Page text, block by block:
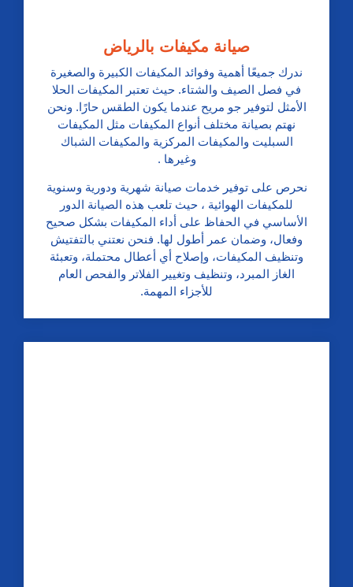
صيانة مكيفات بالرياض
ندرك جميعًا أهمية وفوائد المكيفات الكبيرة والصغيرة
في فصل الصيف والشتاء. حيث تعتبر المكيفات الحلا
الأمثل لتوفير جو مريح عندما يكون الطقس حارًا. ونحن
نهتم بصيانة مختلف أنواع المكيفات مثل المكيفات
السبليت والمكيفات المركزية والمكيفات الشباك
وغيرها .
نحرص على توفير خدمات صيانة شهرية ودورية وسنوية
للمكيفات الهوائية ، حيث تلعب هذه الصيانة الدور
الأساسي في الحفاظ على أداء المكيفات بشكل صحيح
وفعال، وضمان عمر أطول لها. فنحن نعتني بالتفتيش
وتنظيف المكيفات، وإصلاح أي أعطال محتملة، وتعبئة
الغاز المبرد، وتنظيف وتغيير الفلاتر والفحص العام
للأجزاء المهمة.